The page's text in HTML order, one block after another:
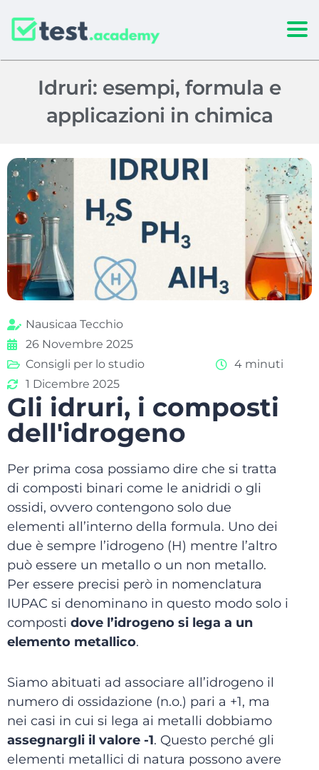
Idruri: esempi, formula e
applicazioni in chimica
Nausicaa Tecchio
26 Novembre 2025
Consigli per lo studio
4 minuti
1 Dicembre 2025
Gli idruri, i composti
dell'idrogeno
Per prima cosa possiamo dire che si tratta
di composti binari come le anidridi o gli
ossidi, ovvero contengono solo due
elementi all’interno della formula. Uno dei
due è sempre l’idrogeno (H) mentre l’altro
può essere un metallo o un non metallo.
Per essere precisi però in nomenclatura
IUPAC si denominano in questo modo solo i
composti dove l’idrogeno si lega a un
elemento metallico.
Siamo abituati ad associare all’idrogeno il
numero di ossidazione (n.o.) pari a +1, ma
nei casi in cui si lega ai metalli dobbiamo
assegnargli il valore -1. Questo perché gli
elementi metallici di natura possono avere